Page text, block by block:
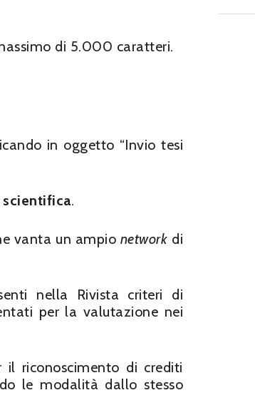
di 5.000 caratteri.
in oggetto “Invio tesi
.
vanta un ampio network di
nella Rivista criteri di
per la valutazione nei
il riconoscimento di crediti
le modalità dallo stesso